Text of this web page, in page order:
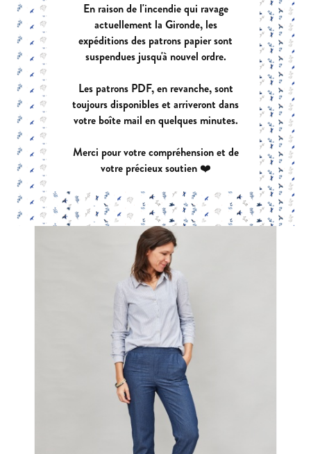
LEGENDE
PDF: 12,90 €|POCHETTE:17,90 €
En raison de l'incendie qui ravage
actuellement la Gironde, les
expéditions des patrons papier sont
suspendues jusqu'à nouvel ordre.
Les patrons PDF, en revanche, sont
toujours disponibles et arriveront dans
votre boîte mail en quelques minutes.
Merci pour votre compréhension et de
votre précieux soutien ❤️